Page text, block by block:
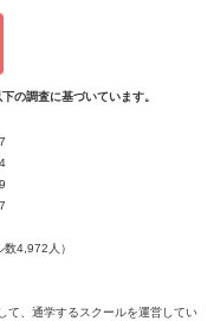
の調査に基づいています。
4,972人）
て、通学するスクールを運営してい